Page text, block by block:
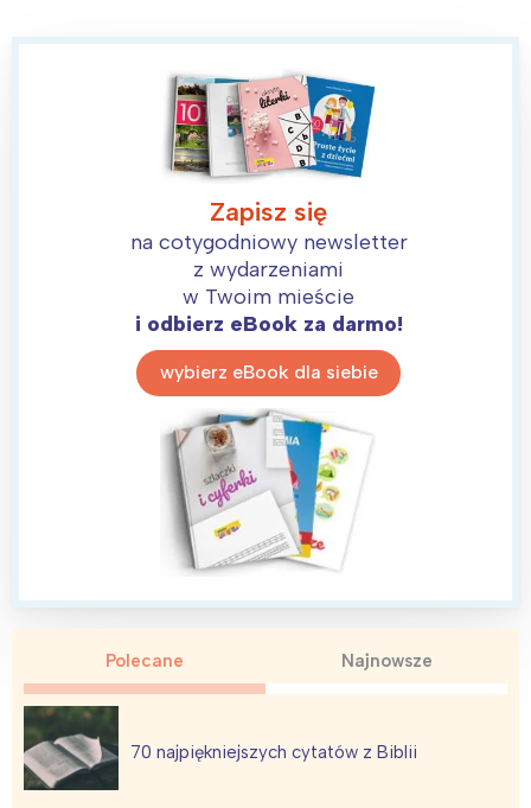
Zapisz się
na cotygodniowy newsletter
z wydarzeniami
w Twoim mieście
i odbierz eBook za darmo!
wybierz eBook dla siebie
Polecane Najnowsze
70 najpiękniejszych cytatów z Biblii